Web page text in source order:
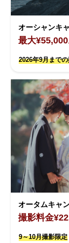
オーシャンキ
最大¥55,000
2026年9月まで
オータムキャ
撮影料金
9～10月撮影限定